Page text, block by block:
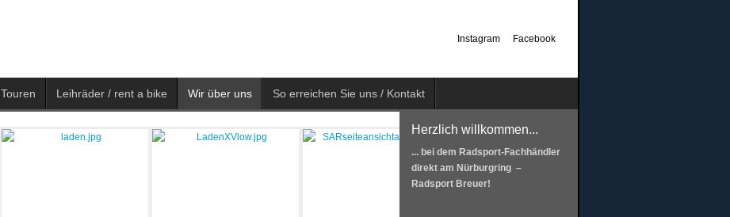
Instagram Facebook
Touren Leihräder / rent a bike Wir über uns So erreichen Sie uns / Kontakt
Herzlich willkommen...
... bei dem Radsport-Fachhändler
direkt am Nürburgring –
Radsport Breuer!